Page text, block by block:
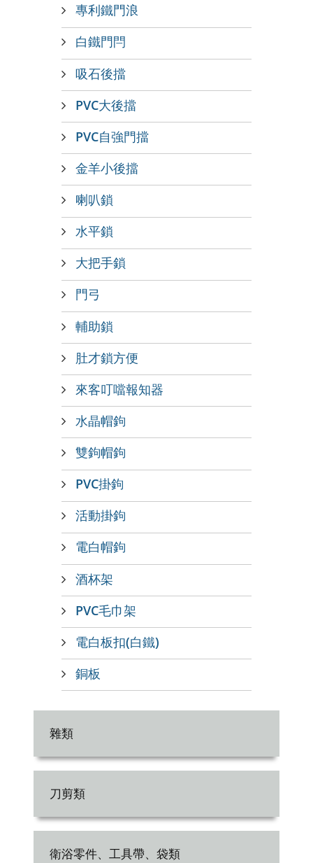
專利鐵門浪
白鐵門閂
吸石後擋
PVC大後擋
PVC自強門擋
金羊小後擋
喇叭鎖
水平鎖
大把手鎖
門弓
輔助鎖
肚才鎖方便
來客叮噹報知器
水晶帽鉤
雙鉤帽鉤
PVC掛鉤
活動掛鉤
電白帽鉤
酒杯架
PVC毛巾架
電白板扣(白鐵)
銅板
雜類
刀剪類
衛浴零件、工具帶、袋類